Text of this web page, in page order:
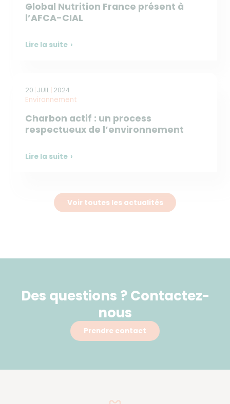
Global Nutrition France présent à
l’AFCA-CIAL
Lire la suite
20 JUIL 2024
Environnement
Charbon actif : un process
respectueux de l’environnement
Lire la suite
Voir toutes les actualités
Des questions ? Contactez-
nous
Prendre contact